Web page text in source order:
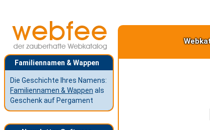
Familiennamen & Wappen
Die Geschichte Ihres Namens:
Familiennamen & Wappen als
Geschenk auf Pergament